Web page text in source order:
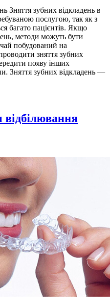
Зняття зубних відкладень в
послугою, так як з
багато пацієнтів. Якщо
методи можуть бути
побудований на
зняття зубних
появу інших
Зняття зубних відкладень —